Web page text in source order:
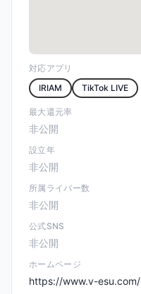
対応アプリ
IRIAM
TikTok LIVE
最大還元率
非公開
設立年
非公開
所属ライバー数
非公開
公式SNS
非公開
ホームページ
https://www.v-esu.com/